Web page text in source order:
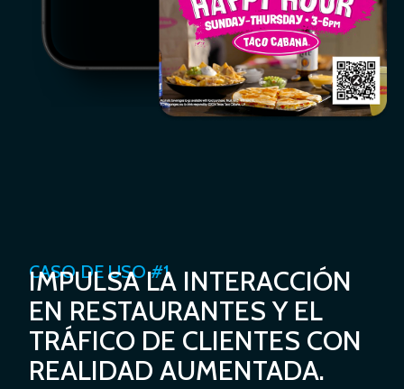
CASO DE USO #1
IMPULSA LA INTERACCIÓN
EN RESTAURANTES Y EL
TRÁFICO DE CLIENTES CON
REALIDAD AUMENTADA.